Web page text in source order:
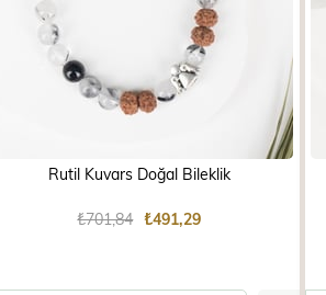
Rutil Kuvars Doğal Bileklik
₺491,29
₺701,84